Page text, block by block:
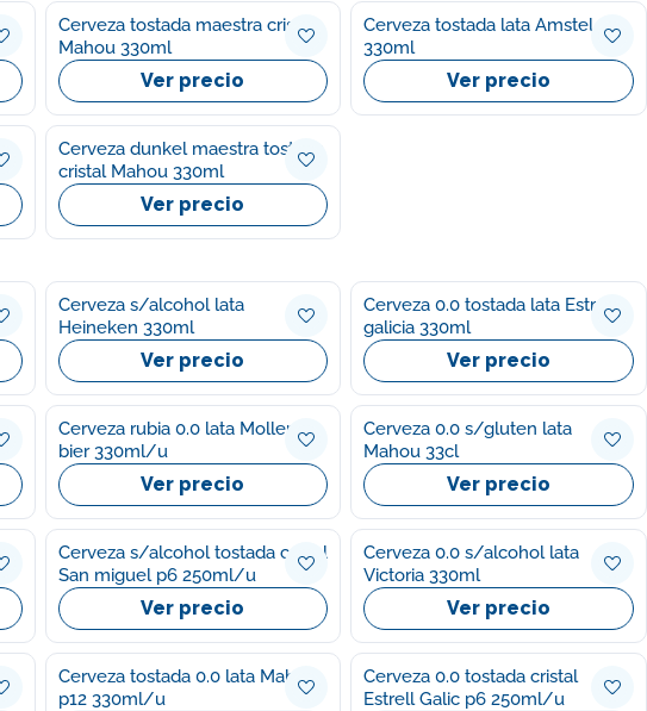
Cerveza tostada maestra cristal
Mahou 330ml
Ver precio
Cerveza tostada lata Amstel oro
330ml
Ver precio
Cerveza dunkel maestra tostada
cristal Mahou 330ml
Ver precio
Cerveza s/alcohol lata
Heineken 330ml
Ver precio
Cerveza 0.0 tostada lata Estrella
galicia 330ml
Ver precio
Cerveza rubia 0.0 lata Mollen
bier 330ml/u
Ver precio
Cerveza 0.0 s/gluten lata
Mahou 33cl
Ver precio
Cerveza s/alcohol tostada cristal
San miguel p6 250ml/u
Ver precio
Cerveza 0.0 s/alcohol lata
Victoria 330ml
Ver precio
Cerveza tostada 0.0 lata Mahou
p12 330ml/u
Cerveza 0.0 tostada cristal
Estrell Galic p6 250ml/u